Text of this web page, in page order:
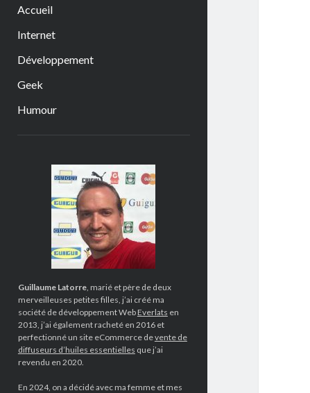
Accueil
Internet
Développement
Geek
Humour
Guillaume Latorre, marié et père de deux
merveilleuses petites filles, j’ai créé ma
société de développement Web Everlats en
2013, j’ai également racheté en 2016 et
perfectionné un site eCommerce devente de
diffuseurs d’huiles essentielles que j’ai
revendu en 2020.
En 2024, on a décidé avec ma femme et mes